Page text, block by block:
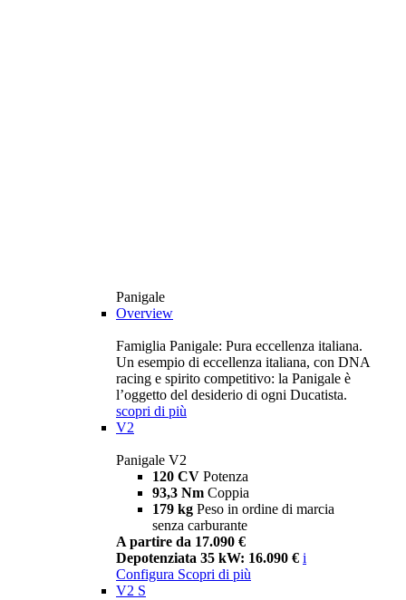
Panigale
Overview
Famiglia Panigale: Pura eccellenza italiana.
Un esempio di eccellenza italiana, con DNA
racing e spirito competitivo: la Panigale è
l’oggetto del desiderio di ogni Ducatista.
scopri di più
V2
Panigale V2
120 CV Potenza
93,3 Nm Coppia
179 kg Peso in ordine di marcia
senza carburante
A partire da 17.090 €
Depotenziata 35 kW: 16.090 € i
Configura Scopri di più
V2 S